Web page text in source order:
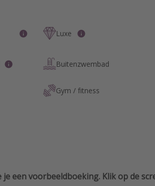
Luxe
Buitenzwembad
Gym / fitness
je een voorbeeldboeking. Klik op de